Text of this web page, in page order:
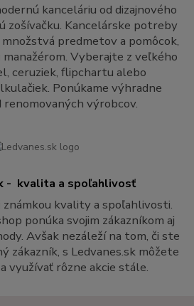
kanceláriu od dizajnového
zošívačku. Kancelárske potreby
množstvá predmetov a pomôcok,
Vyberajte z veľkého
ceruziek, flipchartu alebo
Ponúkame výhradne
výrobcov.
- kvalita a spoľahlivosť
známkou kvality a spoľahlivosti.
ponúka svojim zákazníkom aj
Avšak nezáleží na tom, či ste
zákazník, s Ledvanes.sk môžete
využívať rôzne akcie stále.